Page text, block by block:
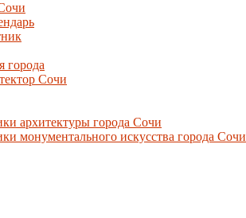
города
Сочи
архитектуры города Сочи
монументального искусства города Сочи